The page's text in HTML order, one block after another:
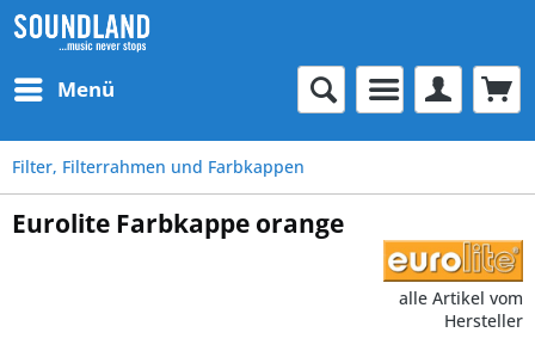
Menü
Filter, Filterrahmen und Farbkappen
Eurolite Farbkappe orange
alle Artikel vom
Hersteller